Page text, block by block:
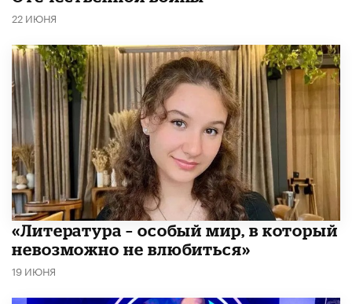
22 ИЮНЯ
​«Литература – особый мир, в который
невозможно не влюбиться»
19 ИЮНЯ